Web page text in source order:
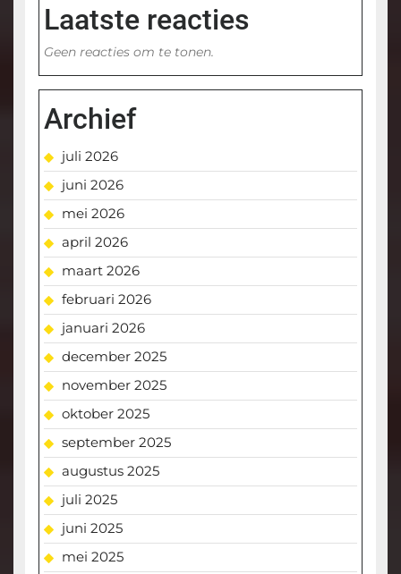
Laatste reacties
Geen reacties om te tonen.
Archief
juli 2026
juni 2026
mei 2026
april 2026
maart 2026
februari 2026
januari 2026
december 2025
november 2025
oktober 2025
september 2025
augustus 2025
juli 2025
juni 2025
mei 2025